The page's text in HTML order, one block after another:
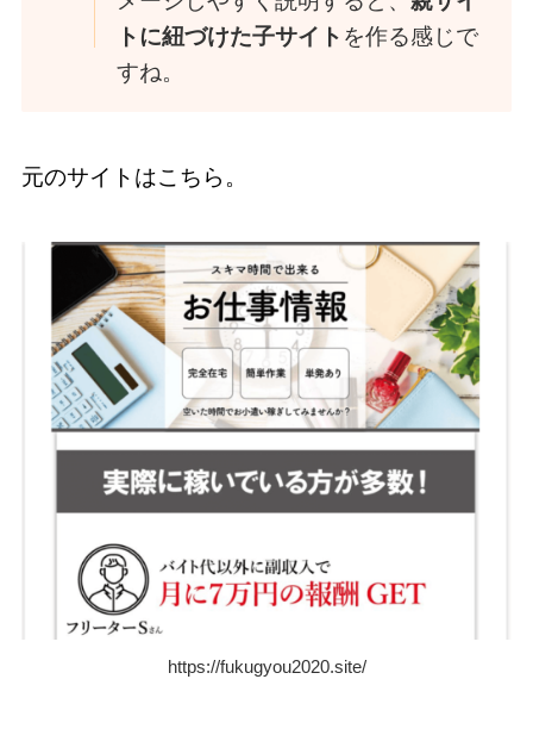
トに紐づけた子サイト を作る感じで
すね。
元のサイトはこちら。
https://fukugyou2020.site/